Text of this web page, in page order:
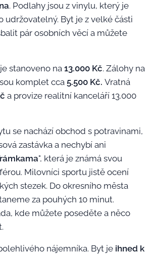
. Podlahy jsou z vinylu, který je
udržovatelný. Byt je z velké části
pár osobních věcí a můžete
stanoveno na 13.000 Kč. Zálohy na
komplet cca 5.500 Kč. Vratná
a provize realitní kanceláří 13.000
se nachází obchod s potravinami,
zastávka a nechybí ani
", která je známá svou
Milovníci sportu jistě ocení
stezek. Do okresního města
za pouhých 10 minut.
kde můžete poseděte a něco
nájemníka. Byt je ihned k